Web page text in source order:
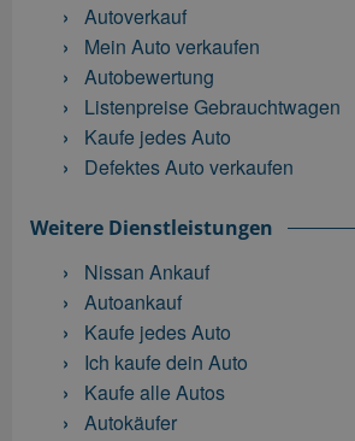
Autoverkauf
Mein Auto verkaufen
Autobewertung
Listenpreise Gebrauchtwagen
Kaufe jedes Auto
Defektes Auto verkaufen
Weitere Dienstleistungen
Nissan Ankauf
Autoankauf
Kaufe jedes Auto
Ich kaufe dein Auto
Kaufe alle Autos
Autokäufer